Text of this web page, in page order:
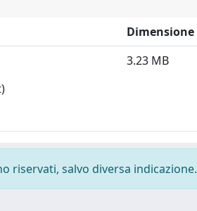
Dimensione
3.23 MB
riservati, salvo diversa indicazione.